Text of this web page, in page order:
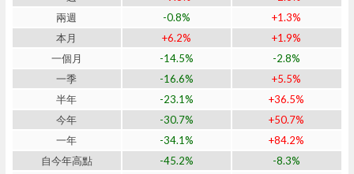
兩週
-0.8%
+1.3%
本月
+6.2%
+1.9%
一個月
-14.5%
-2.8%
一季
-16.6%
+5.5%
半年
-23.1%
+36.5%
今年
-30.7%
+50.7%
一年
-34.1%
+84.2%
自今年高點
-45.2%
-8.3%